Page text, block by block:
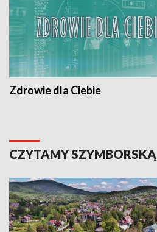
Zdrowie dla Ciebie
CZYTAMY SZYMBORSKĄ